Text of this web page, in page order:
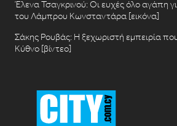
Έλενα Τσαγκρινού: Οι ευχές όλο αγάπη
του Λάμπρου Κωνσταντάρα [εικόνα]
Σάκης Ρουβάς: Η ξεχωριστή εμπειρία
Κύθνο [βίντεο]